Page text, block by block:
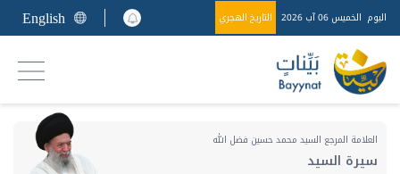
اليوم الخميس 06 آب 2026 التاريخ الهجري English
العلامة المرجع السيد محمد حسين فضل الله
سيرة السيد